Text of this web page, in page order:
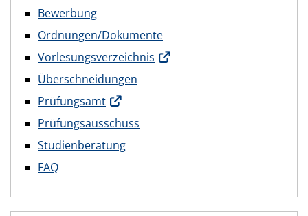
Bewerbung
Ordnungen/Dokumente
Vorlesungsverzeichnis
Überschneidungen
Prüfungsamt
Prüfungsausschuss
Studienberatung
FAQ